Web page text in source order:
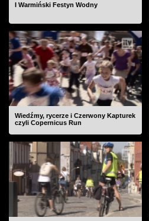
I Warmiński Festyn Wodny
Wiedźmy, rycerze i Czerwony Kapturek
czyli Copernicus Run